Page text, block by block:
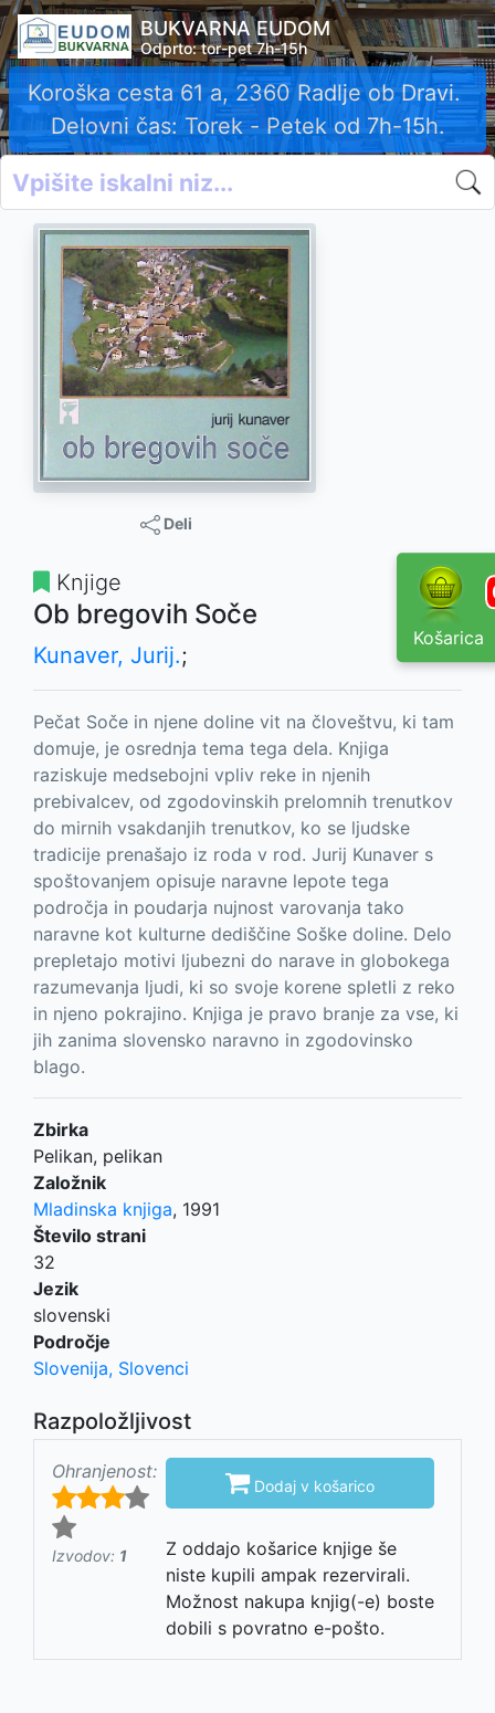
BUKVARNA EUDOM
Odprto: tor-pet 7h-15h
Koroška cesta 61 a, 2360 Radlje ob Dravi.
Delovni čas: Torek - Petek od 7h-15h.
Košarica
Deli
Knjige
Ob bregovih Soče
Kunaver, Jurij.;
Pečat Soče in njene doline vit na človeštvu, ki tam
domuje, je osrednja tema tega dela. Knjiga
raziskuje medsebojni vpliv reke in njenih
prebivalcev, od zgodovinskih prelomnih trenutkov
do mirnih vsakdanjih trenutkov, ko se ljudske
tradicije prenašajo iz roda v rod. Jurij Kunaver s
spoštovanjem opisuje naravne lepote tega
področja in poudarja nujnost varovanja tako
naravne kot kulturne dediščine Soške doline. Delo
prepletajo motivi ljubezni do narave in globokega
razumevanja ljudi, ki so svoje korene spletli z reko
in njeno pokrajino. Knjiga je pravo branje za vse, ki
jih zanima slovensko naravno in zgodovinsko
blago.
Zbirka
Pelikan, pelikan
Založnik
Mladinska knjiga, 1991
Število strani
32
Jezik
slovenski
Področje
Slovenija, Slovenci
Razpoložljivost
Ohranjenost:
Izvodov: 1
 Dodaj v košarico
Z oddajo košarice knjige še
niste kupili ampak rezervirali.
Možnost nakupa knjig(-e) boste
dobili s povratno e-pošto.